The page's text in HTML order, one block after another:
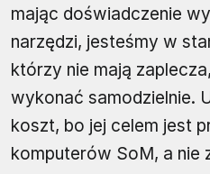
mając doświadczenie
narzędzi, jesteśmy w
którzy nie mają
wykonać samodzielnie.
koszt, bo jej celem jest
komputerów SoM, a nie